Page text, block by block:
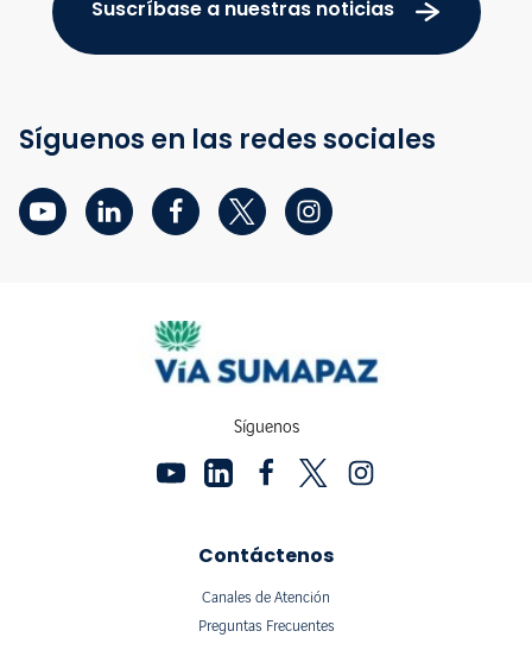
Suscríbase a nuestras noticias
Síguenos en las redes sociales
Síguenos
Contáctenos
Canales de Atención
Preguntas Frecuentes